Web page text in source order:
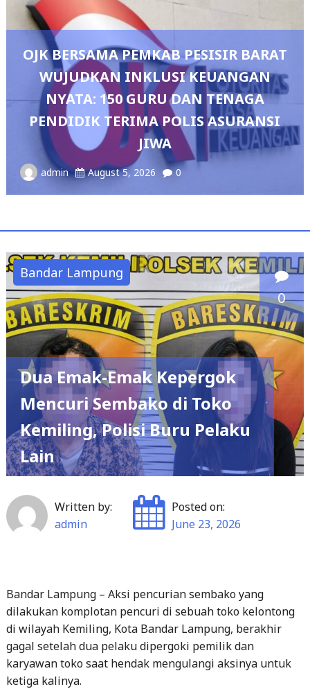
BARAT
TENAGA
ASURANSI
Pedang Pora Sambut
Sianipar, Babak Baru
Polresta Bandar
admin
Bandar Lampung
0
Dua Emak-Emak Kepergok
Mencuri Sembako di Toko
Kemiling, Polisi Buru Pelaku
Lain
Written by:
admin
Posted on:
June 23, 2026
Bandar Lampung – Aksi pencurian sembako yang
dilakukan komplotan pencuri di sebuah toko kelontong
di wilayah Kemiling, Kota Bandar Lampung, berakhir
gagal setelah dua pelaku dipergoki pemilik dan
karyawan toko saat hendak mengulangi aksinya untuk
ketiga kalinya.